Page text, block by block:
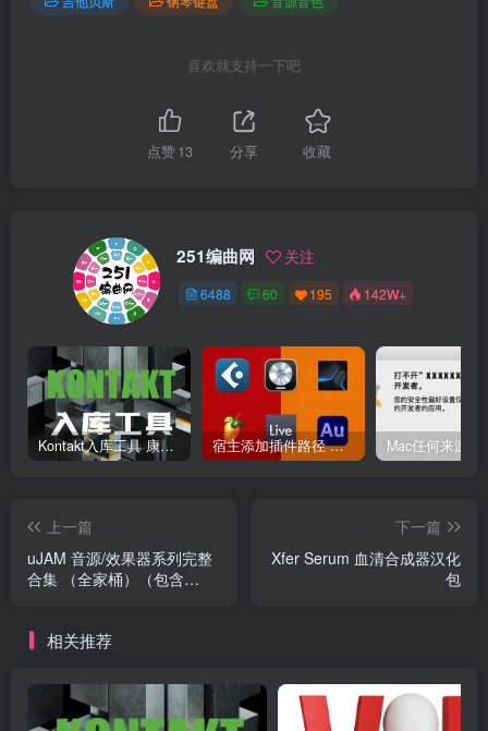
喜欢就支持一下吧
点赞13 分享 收藏
251编曲网 关注
6488 60 195 142W+
Kontakt入库工具 康泰克入库教程 宿主添加插件路径 插件路径设置 VSTPlugins路径
上一篇
uJAM 音源/效果器系列完整
合集 （全家桶）（包含
SPARKLE 2 CARBON
RICO NEMESIS KANDY
IDOL HYPE HUSTLE
GLORY EDEN DOPE COZY
下一篇
Xfer Serum 血清合成器汉化
包
相关推荐